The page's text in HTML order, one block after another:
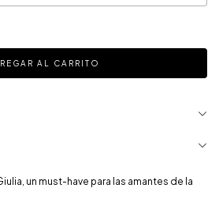
un must-have para las amantes de la